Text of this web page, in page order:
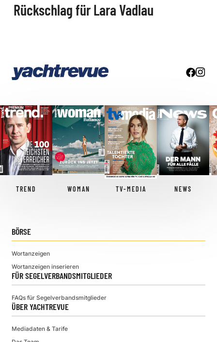
Rückschlag für Lara Vadlau
TREND WOMAN TV-MEDIA NEWS
BÖRSE
Wortanzeigen
Wortanzeigen inserieren
FÜR SEGELVERBANDSMITGLIEDER
FAQs für Segelverbandsmitglieder
ÜBER YACHTREVUE
Mediadaten & Tarife